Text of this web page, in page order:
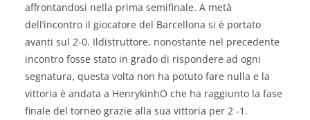
affrontandosi nella prima semifinale. A metà
dell’incontro il giocatore del Barcellona si è portato
avanti sul 2-0. Ildistruttore, nonostante nel precedente
incontro fosse stato in grado di rispondere ad ogni
segnatura, questa volta non ha potuto fare nulla e la
vittoria è andata a HenrykinhO che ha raggiunto la fase
finale del torneo grazie alla sua vittoria per 2 -1.